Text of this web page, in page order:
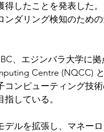
得したことを発表した
ダリング検知のため
、エジンバラ大学に拠
Centre (NQCC)
ンピューティング技
している。
デルを拡張し、マネー